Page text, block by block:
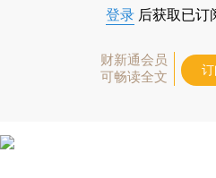
登录 后获取已订
财新通会员
可畅读全文